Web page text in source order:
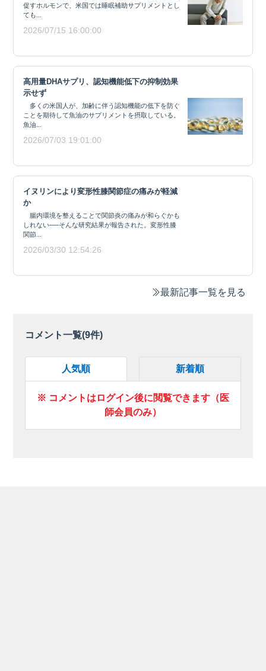
促すホルモンで、米国では睡眠補助サプリメントとし
ても...
2026/07/15 16:00:00
高用量DHAサプリ、認知機能低下の抑制効果
示せず
多くの米国人が、加齢に伴う認知機能の低下を防ぐ
ことを期待して魚油のサプリメントを摂取している。
魚油...
2026/07/03 19:01:00
イヌリンにより変形性膝関節症の痛みが軽減
か
腸内環境を整えることで関節炎の痛みが和らぐかも
しれない──そんな研究結果が報告された。変形性膝
関節...
2026/03/30 12:54:26
最新記事一覧を見る
コメント一覧(9件)
人気順 新着順
※ コメントはログイン後に閲覧できます（医
師会員のみ）